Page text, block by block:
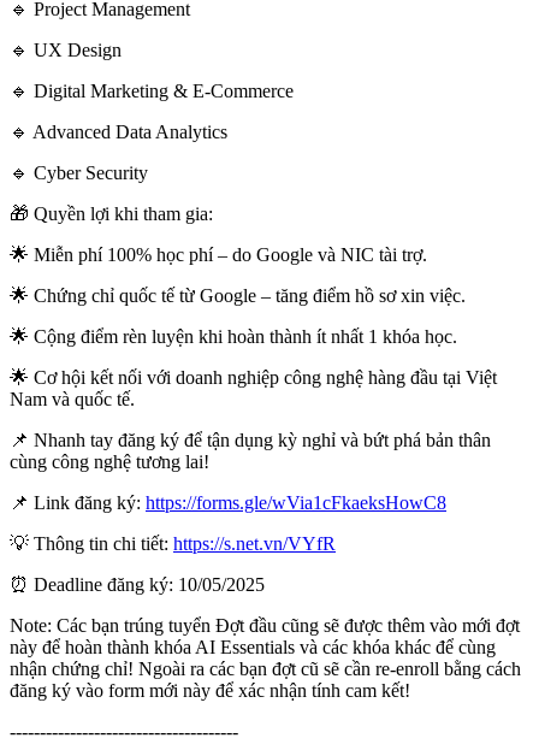
🔹 Project Management
🔹 UX Design
🔹 Digital Marketing & E-Commerce
🔹 Advanced Data Analytics
🔹 Cyber Security
🎁 Quyền lợi khi tham gia:
🌟 Miễn phí 100% học phí – do Google và NIC tài trợ.
🌟 Chứng chỉ quốc tế từ Google – tăng điểm hồ sơ xin việc.
🌟 Cộng điểm rèn luyện khi hoàn thành ít nhất 1 khóa học.
🌟 Cơ hội kết nối với doanh nghiệp công nghệ hàng đầu tại Việt
Nam và quốc tế.
📌 Nhanh tay đăng ký để tận dụng kỳ nghỉ và bứt phá bản thân
cùng công nghệ tương lai!
📌 Link đăng ký: https://forms.gle/wVia1cFkaeksHowC8
💡 Thông tin chi tiết: https://s.net.vn/VYfR
⏰ Deadline đăng ký: 10/05/2025
Note: Các bạn trúng tuyển Đợt đầu cũng sẽ được thêm vào mới đợt
này để hoàn thành khóa AI Essentials và các khóa khác để cùng
nhận chứng chỉ! Ngoài ra các bạn đợt cũ sẽ cần re-enroll bằng cách
đăng ký vào form mới này để xác nhận tính cam kết!
--------------------------------------